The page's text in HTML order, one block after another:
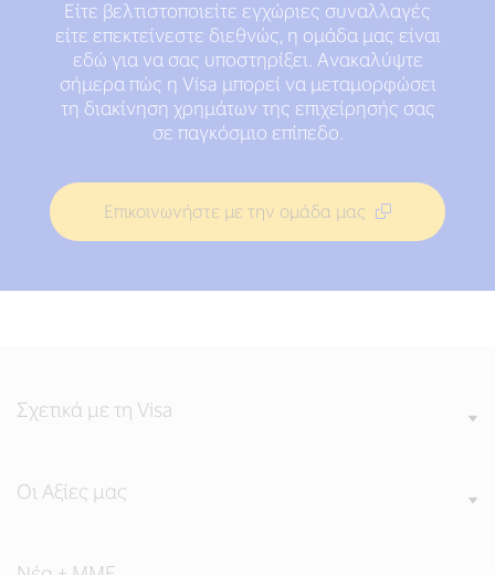
Είτε βελτιστοποιείτε εγχώριες συναλλαγές
είτε επεκτείνεστε διεθνώς, η ομάδα μας είναι
εδώ για να σας υποστηρίξει. Ανακαλύψτε
σήμερα πώς η Visa μπορεί να μεταμορφώσει
τη διακίνηση χρημάτων της επιχείρησής σας
σε παγκόσμιο επίπεδο.
Επικοινωνήστε με την ομάδα μας
Σχετικά με τη Visa
Οι Αξίες μας